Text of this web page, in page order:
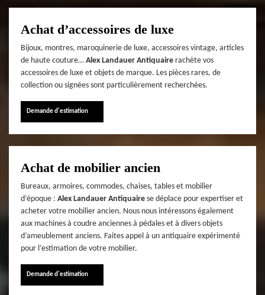
Achat d’accessoires de luxe
Bijoux, montres, maroquinerie de luxe, accessoires vintage, articles
de haute couture… Alex Landauer Antiquaire rachète vos
accessoires de luxe et objets de marque. Les pièces rares, de
collection ou signées sont particulièrement recherchées.
Demande d'estimation
Achat de mobilier ancien
Bureaux, armoires, commodes, chaises, tables et mobilier
d’époque : Alex Landauer Antiquaire se déplace pour expertiser et
acheter votre mobilier ancien. Nous nous intéressons également
aux machines à coudre anciennes à pédales et à divers objets
d’ameublement anciens. Faites appel à un antiquaire expérimenté
pour l’estimation de votre mobilier.
Demande d'estimation